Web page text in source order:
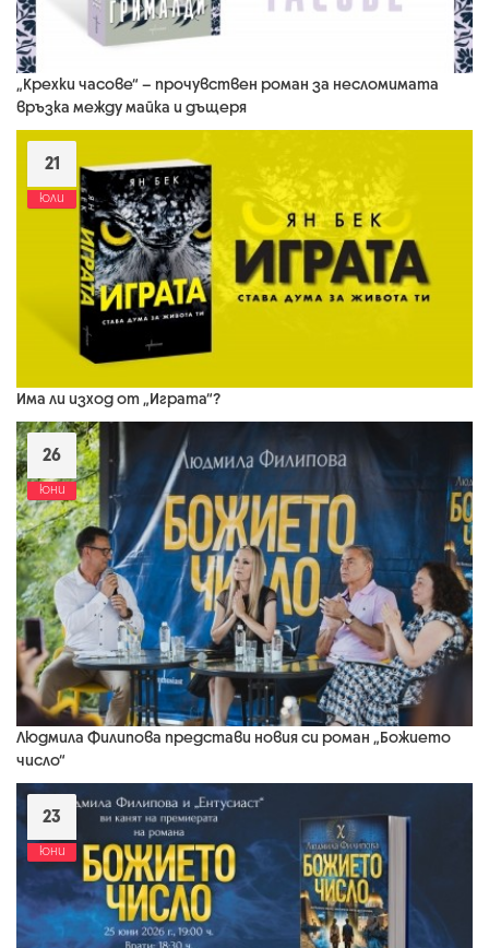
„Крехки часове“ – прочувствен роман за несломимата
връзка между майка и дъщеря
21
юли
Има ли изход от „Играта“?
26
юни
Людмила Филипова представи новия си роман „Божието
число“
23
юни